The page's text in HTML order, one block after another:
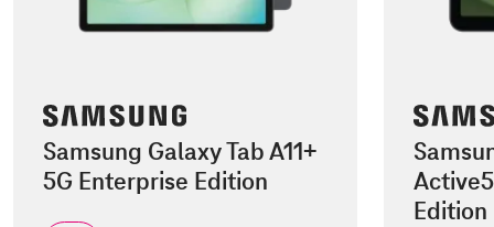
Samsung Galaxy Tab A11+
5G Enterprise Edition
Edition